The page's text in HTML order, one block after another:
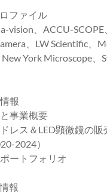
ファイル
、ACCU-SCOPE
、LW Scientific、
York Microscope、
報
事業概要
レス＆LED顕微鏡の販
2024）
ートフォリオ
報